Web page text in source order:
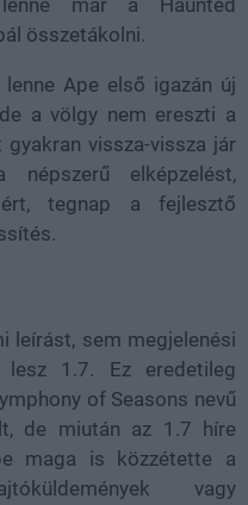
már a Haunted
összetákolni.
Ape első igazán új
a völgy nem ereszti a
vissza-vissza jár
népszerű elképzelést,
tegnap a fejlesztő
leírást, sem megjelenési
1.7. Ez eredetileg
of Seasons nevű
de miután az 1.7 híre
maga is közzétette a
vagy